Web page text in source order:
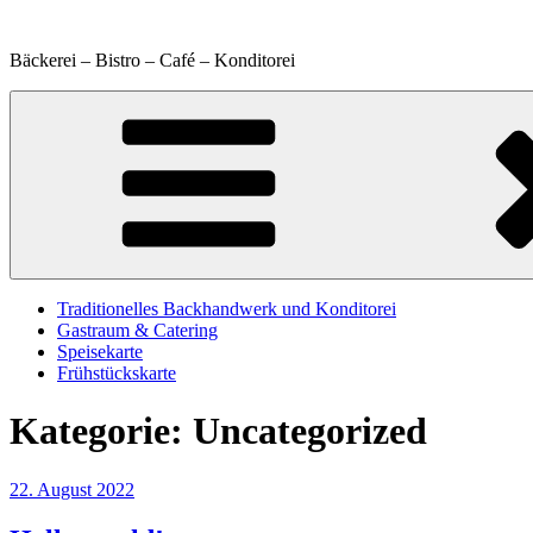
springen
Bäckerei – Bistro – Café – Konditorei
Traditionelles Backhandwerk und Konditorei
Gastraum & Catering
Speisekarte
Frühstückskarte
Kategorie: Uncategorized
Veröffentlicht
22. August 2022